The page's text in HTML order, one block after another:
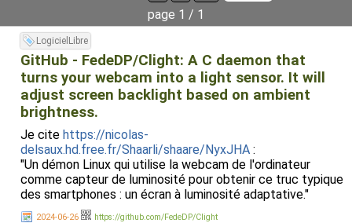
page 1 / 1
LogicielLibre
GitHub - FedeDP/Clight: A C daemon that
turns your webcam into a light sensor. It will
adjust screen backlight based on ambient
brightness.
Je cite https://nicolas-
delsaux.hd.free.fr/Shaarli/shaare/NyxJHA :
"Un démon Linux qui utilise la webcam de l'ordinateur
comme capteur de luminosité pour obtenir ce truc typique
des smartphones : un écran à luminosité adaptative."
2024-06-26 https://github.com/FedeDP/Clight